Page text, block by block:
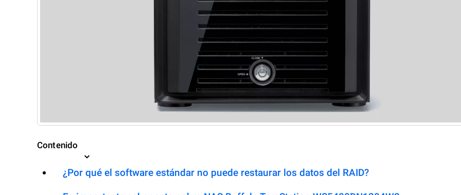
Contenido
¿Por qué el software estándar no puede restaurar los datos del RAID?